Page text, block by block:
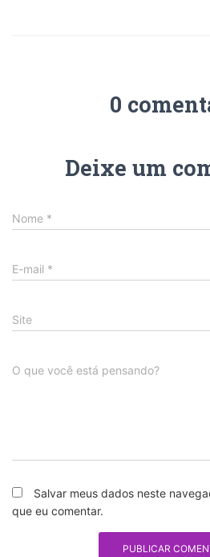
0
Deixe um
Nome *
E-mail *
Site
O que você está pensando?
Salvar meus dados neste
que eu comentar.